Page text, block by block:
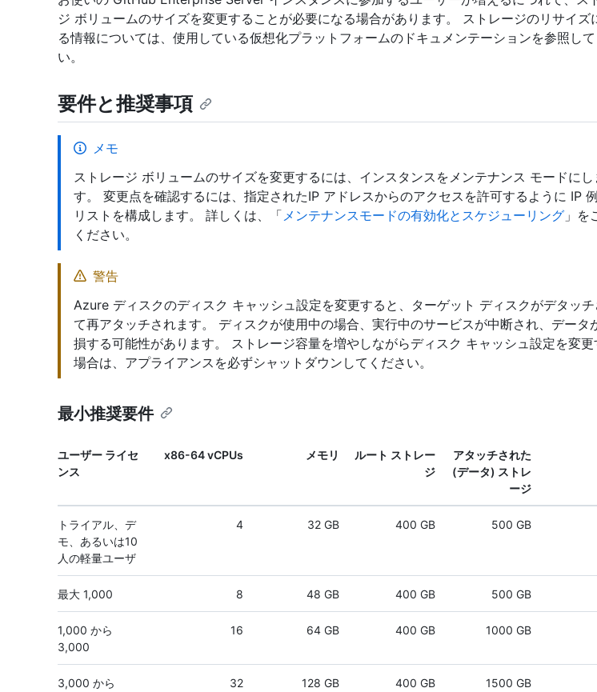
ジ ボリュームのサイズを変更することが必要になる場合があります。 ストレージのリサイズ
る情報については、使用している仮想化プラットフォームのドキュメンテーションを参照して
い。
要件と推奨事項
メモ
ストレージ ボリュームのサイズを変更するには、インスタンスをメンテナンス モードにし
す。 変更点を確認するには、指定されたIP アドレスからのアクセスを許可するように IP
リストを構成します。 詳しくは、「メンテナンスモードの有効化とスケジューリング 」を
ください。
警告
Azure ディスクのディスク キャッシュ設定を変更すると、ターゲット ディスクがデタッ
て再アタッチされます。 ディスクが使用中の場合、実行中のサービスが中断され、データ
損する可能性があります。 ストレージ容量を増やしながらディスク キャッシュ設定を変更
場合は、アプライアンスを必ずシャットダウンしてください。
最小推奨要件
ユーザー ライセ
ンス
x86-64 vCPUs メモリ
ルート ストレー
ジ
アタッチされた
(データ) ストレ
ージ
トライアル、デ
モ、あるいは10
人の軽量ユーザ
4 32 GB 400 GB 500 GB
最大 1,000 8 48 GB 400 GB 500 GB
1,000 から
3,000
16 64 GB 400 GB 1000 GB
3,000 から
32 128 GB 400 GB 1500 GB